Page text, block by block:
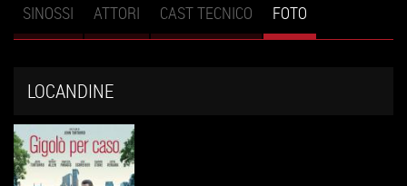
Schede primarie
SINOSSI ATTORI CAST TECNICO FOTO
ATTIVA)
LOCANDINE